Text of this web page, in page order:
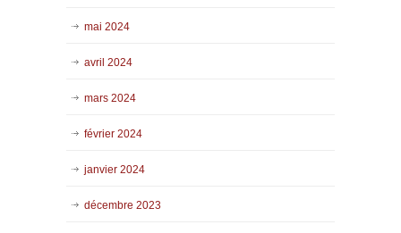
mai 2024
avril 2024
mars 2024
février 2024
janvier 2024
décembre 2023